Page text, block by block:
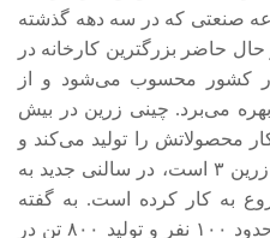
صنعتی که در سه دهه گذشته
حاضر بزرگترین کارخانه در
در کشور محسوب می‌شود و از
می‌برد. چینی زرین در بیش
کار محصولاتش را تولید می‌کند و
آخرین فاز کارخانه هم که چینی زرین ۳ است، در سالنی جدید به
شروع به کار کرده است. به گفته
قصاعی مجموعه چینی زرین با حدود ۱۰۰ نفر و تولید ۸۰۰ تن در